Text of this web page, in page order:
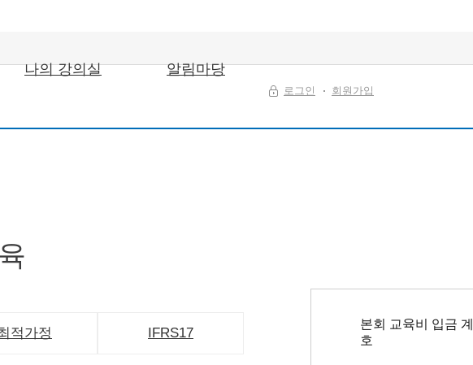
로그인 회원가입
본회 교육비 입금
호
적가정 IFRS17
나의 강의실 알림마당